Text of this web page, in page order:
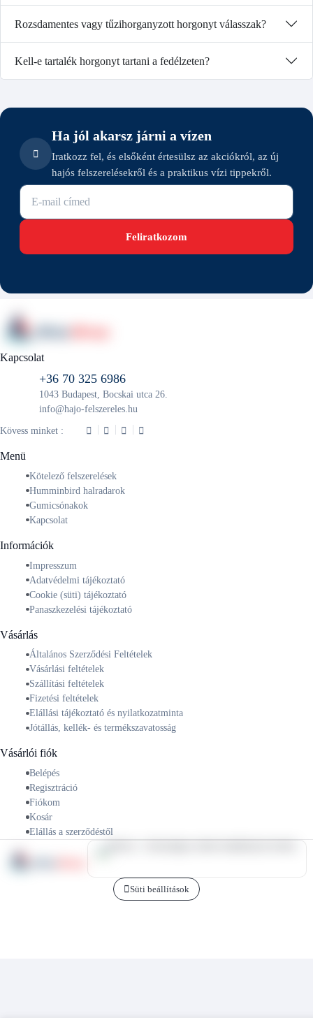
Rozsdamentes vagy tűzihorganyzott horgonyt válasszak?
Kell-e tartalék horgonyt tartani a fedélzeten?
Ha jól akarsz járni a vízen
Iratkozz fel, és elsőként értesülsz az akciókról, az új
hajós felszerelésekről és a praktikus vízi tippekről.
E-mail cím
Feliratkozom
Kapcsolat
+36 70 325 6986
1043 Budapest, Bocskai utca 26.
info@hajo-felszereles.hu
Kövess minket :
Menü
Kötelező felszerelések
Humminbird halradarok
Gumicsónakok
Kapcsolat
Információk
Impresszum
Adatvédelmi tájékoztató
Cookie (süti) tájékoztató
Panaszkezelési tájékoztató
Vásárlás
Általános Szerződési Feltételek
Vásárlási feltételek
Szállítási feltételek
Fizetési feltételek
Elállási tájékoztató és nyilatkozatminta
Jótállás, kellék- és termékszavatosság
Vásárlói fiók
Belépés
Regisztráció
Fiókom
Kosár
Elállás a szerződéstől
Süti beállítások